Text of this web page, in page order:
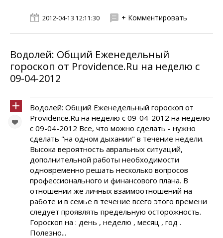
2012-04-13 12:11:30 + Комментировать
Водолей: Общий Еженедельный
гороскоп от Providence.Ru на неделю с
09-04-2012
Водолей: Общий Еженедельный гороскоп от
Providence.Ru на неделю с 09-04-2012 на неделю
с 09-04-2012 Все, что можно сделать - нужно
сделать "на одном дыхании" в течение недели.
Высока вероятность авральных ситуаций,
дополнительной работы необходимости
одновременно решать несколько вопросов
профессионального и финансового плана. В
отношении же личных взаимоотношений на
работе и в семье в течение всего этого времени
следует проявлять предельную осторожность.
Гороскоп на : день , неделю , месяц , год .
Полезно...